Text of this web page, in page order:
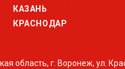
КАЗАНЬ
КРАСНОДАР
область, г. Воронеж, ул.